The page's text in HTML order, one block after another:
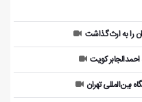
را به ارث گذاشت
احمدالجابر کویت
بین‌المللی تهران